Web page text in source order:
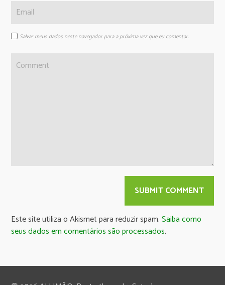
Salvar meus dados neste navegador para a próxima vez que eu comentar.
Este site utiliza o Akismet para reduzir spam.Saiba como
seus dados em comentários são processados.